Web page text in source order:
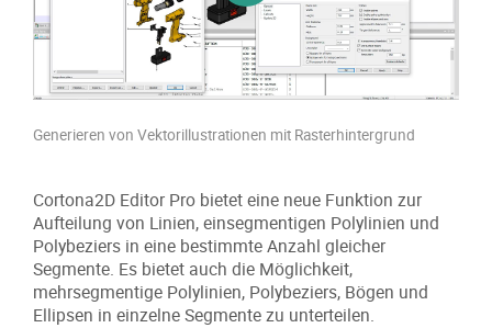
Generieren von Vektorillustrationen mit Rasterhintergrund
Cortona2D Editor Pro bietet eine neue Funktion zur
Aufteilung von Linien, einsegmentigen Polylinien und
Polybeziers in eine bestimmte Anzahl gleicher
Segmente. Es bietet auch die Möglichkeit,
mehrsegmentige Polylinien, Polybeziers, Bögen und
Ellipsen in einzelne Segmente zu unterteilen.